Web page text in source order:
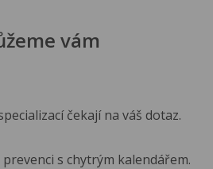
vám
čekají na váš dotaz.
s chytrým kalendářem.